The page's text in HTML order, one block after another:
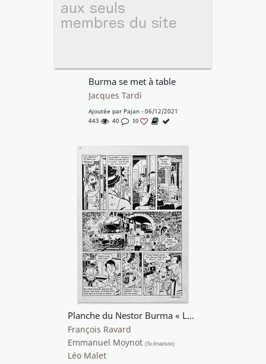
Burma se met à table
Jacques Tardi
Ajoutée par Pajan- 06/12/2021
443
40 10
Planche du Nestor Burma « Les rats de Montsouris »
François Ravard
Emmanuel Moynot (Scénariste)
Léo Malet